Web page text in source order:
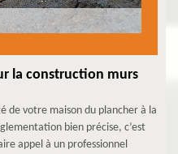
la construction murs
de votre maison du plancher à la
bien précise, c’est
appel à un professionnel